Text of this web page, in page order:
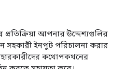
আপনার উদ্দেশ্যগুলির
সহকারী ইনপুট পরিচালনা করার
কথোপকথনের